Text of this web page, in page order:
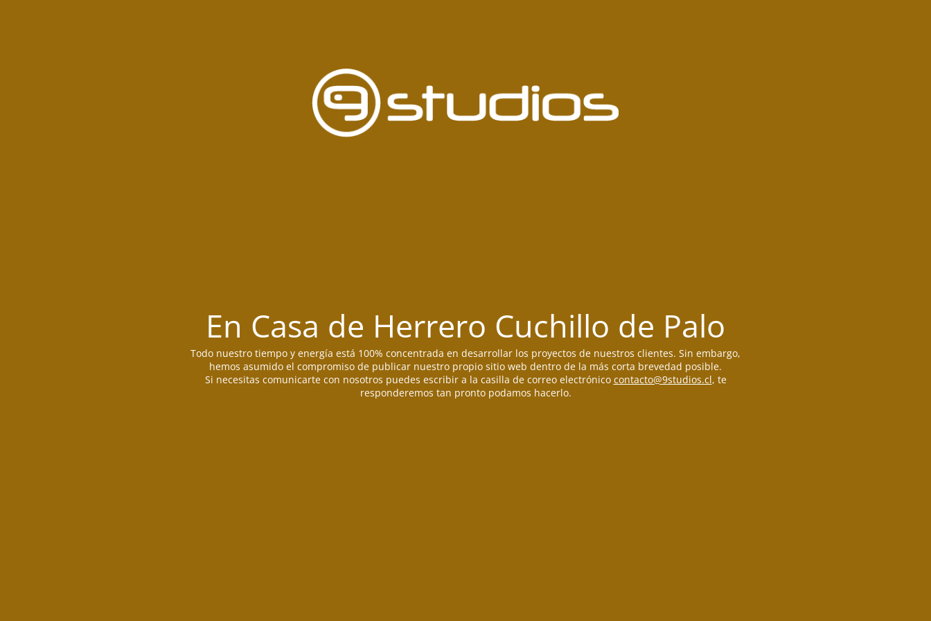
En Casa de Herrero Cuchillo de Palo
Todo nuestro tiempo y energía está 100% concentrada en desarrollar los proyectos de nuestros clientes. Sin embargo,
hemos asumido el compromiso de publicar nuestro propio sitio web dentro de la más corta brevedad posible.
Si necesitas comunicarte con nosotros puedes escribir a la casilla de correo electrónico contacto@9studios.cl, te
responderemos tan pronto podamos hacerlo.